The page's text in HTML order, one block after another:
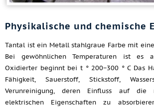
Physikalische und chemische
Tantal ist ein Metall stahlgraue Farbe mit
Bei gewöhnlichen Temperaturen ist es
Oxidierter beginnt bei t ° 200−300 ° C Das
Fähigkeit, Sauerstoff, Stickstoff,
Verunreinigung, deren Einfluss auf die
elektrischen Eigenschaften zu